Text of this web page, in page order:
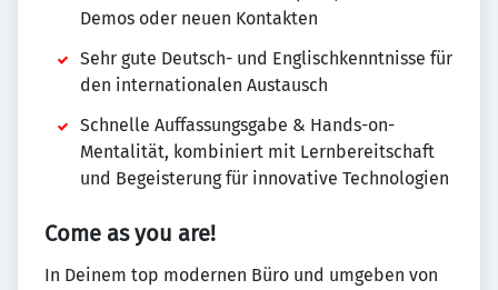
Demos oder neuen Kontakten
Sehr gute Deutsch- und Englischkenntnisse für
den internationalen Austausch
Schnelle Auffassungsgabe & Hands-on-
Mentalität, kombiniert mit Lernbereitschaft
und Begeisterung für innovative Technologien
Come as you are!
In Deinem top modernen Büro und umgeben von